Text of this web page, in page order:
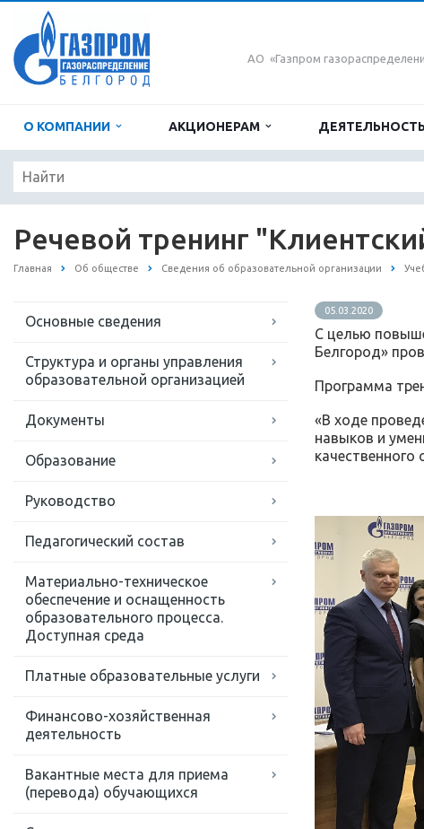
АО «Газпром
О КОМПАНИИ АКЦИОНЕРАМ ДЕЯТЕЛЬНОСТЬ
Речевой тренинг
Главная Об обществе Сведения об образовательной организации
Основные сведения
Структура и органы управления
образовательной организацией
Документы
Образование
Руководство
Педагогический состав
Материально-техническое
обеспечение и оснащенность
образовательного процесса.
Доступная среда
Платные образовательные услуги
Финансово-хозяйственная
деятельность
Вакантные места для приема
(перевода) обучающихся
05.03.2020
С целью
Белгород»
Программа
«В ходе
навыков и